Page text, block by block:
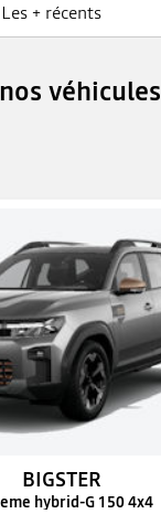
BIGSTER
hybrid-G 150 4x4